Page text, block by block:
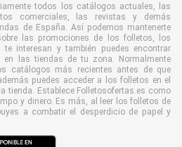
todos los catálogos actuales, las
comerciales, las revistas y demás
de España. Así podemos mantenerte
las promociones de los folletos, los
interesan y también puedes encontrar
en las tiendas de tu zona. Normalmente
catálogos más recientes antes de que
puedes acceder a los folletos en el
tienda. Establece Folletosofertas.es como
y dinero. Es más, al leer los folletos de
a combatir el desperdicio de papel y